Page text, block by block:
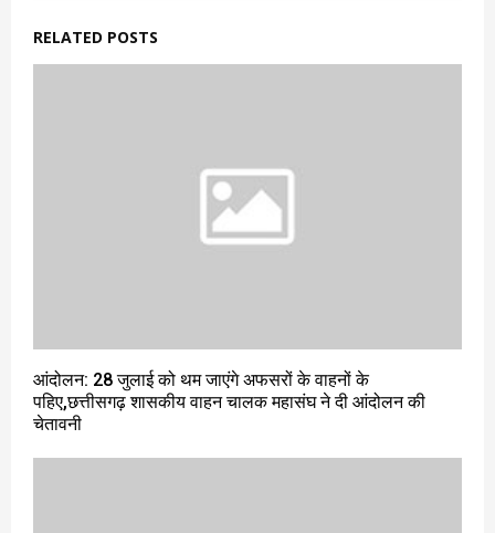
RELATED POSTS
आंदोलन: 28 जुलाई को थम जाएंगे अफसरों के वाहनों के
पहिए,छत्तीसगढ़ शासकीय वाहन चालक महासंघ ने दी आंदोलन की
चेतावनी